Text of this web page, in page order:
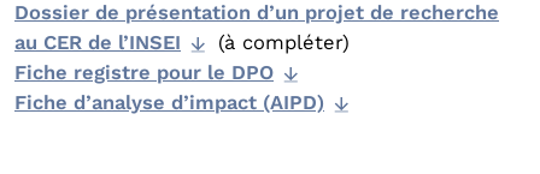
Dossier de présentation d’un projet de recherche
au CER de l’INSEI
(à compléter)
Fiche registre pour le DPO
Fiche d’analyse d’impact (AIPD)